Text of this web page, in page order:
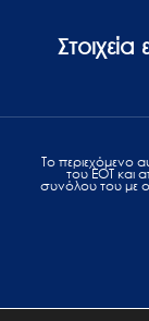
Το περιεχόμενο
του ΕΟΤ και
συνόλου του με